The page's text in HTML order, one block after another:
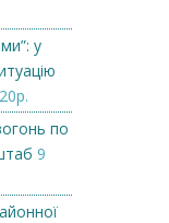
у
по
9